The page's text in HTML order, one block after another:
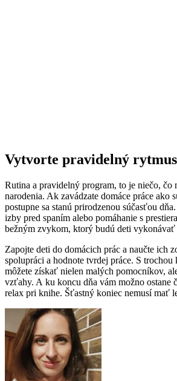
Vytvorte pravidelný rytmus
Rutina a pravidelný program, to je niečo, čo
narodenia. Ak zavádzate domáce práce ako
postupne sa stanú prirodzenou súčasťou
izby pred spaním alebo pomáhanie s
bežným zvykom, ktorý budú deti vykonávať
Zapojte deti do domácich prác a naučte ich
spolupráci a hodnote tvrdej práce. S
môžete získať nielen malých pomocníkov,
vzťahy. A ku koncu dňa vám možno ostane
relax pri knihe. Šťastný koniec nemusí mať